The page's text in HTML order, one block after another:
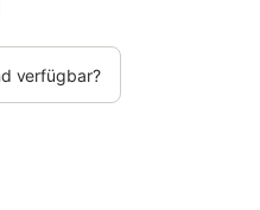
verfügbar?